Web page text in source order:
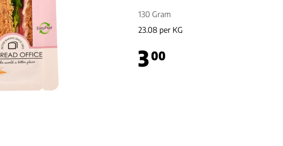
130 Gram
23.08 per KG
300